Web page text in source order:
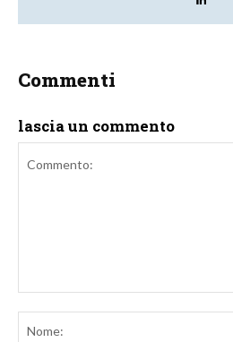
Commenti
lascia un commento